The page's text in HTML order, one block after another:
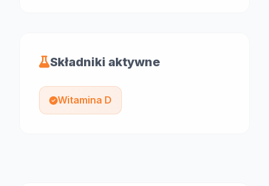
Składniki aktywne
Witamina D